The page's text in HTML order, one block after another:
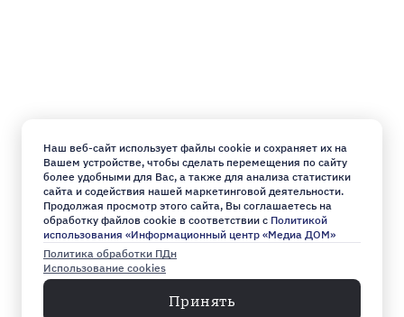
Наш веб-сайт использует файлы cookie и сохраняет их на
Вашем устройстве, чтобы сделать перемещения по сайту
более удобными для Вас, а также для анализа статистики
сайта и содействия нашей маркетинговой деятельности.
Продолжая просмотр этого сайта, Вы соглашаетесь на
обработку файлов cookie в соответствии с Политикой
использования «Информационный центр «Медиа ДОМ»
Политика обработки ПДн
Использование cookies
Принять